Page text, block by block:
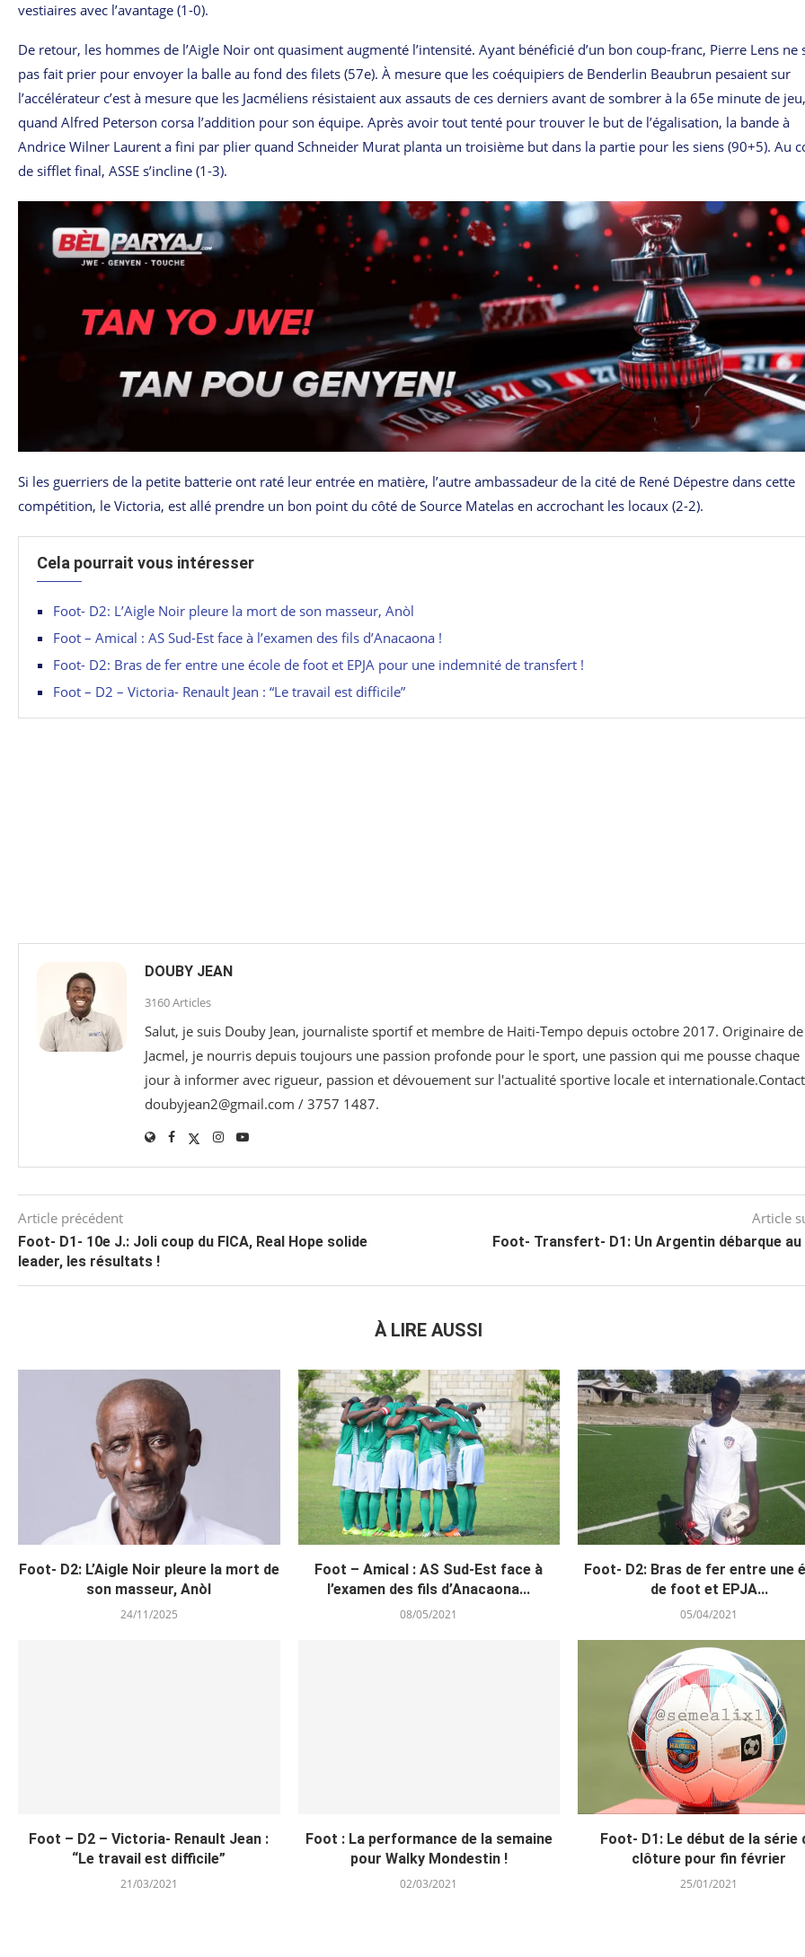
vestiaires avec l’avantage (1-0).
De retour, les hommes de l’Aigle Noir ont quasiment augmenté l’intensité. Ayant bénéficié d’un bon coup-franc, Pierre Lens ne
pas fait prier pour envoyer la balle au fond des filets (57e). À mesure que les coéquipiers de Benderlin Beaubrun pesaient sur
l’accélérateur c’est à mesure que les Jacméliens résistaient aux assauts de ces derniers avant de sombrer à la 65e minute de jeu,
quand Alfred Peterson corsa l’addition pour son équipe. Après avoir tout tenté pour trouver le but de l’égalisation, la bande à
Andrice Wilner Laurent a fini par plier quand Schneider Murat planta un troisième but dans la partie pour les siens (90+5). Au
de sifflet final, ASSE s’incline (1-3).
Si les guerriers de la petite batterie ont raté leur entrée en matière, l’autre ambassadeur de la cité de René Dépestre dans cette
compétition, le Victoria, est allé prendre un bon point du côté de Source Matelas en accrochant les locaux (2-2).
Cela pourrait vous intéresser
Foot- D2: L’Aigle Noir pleure la mort de son masseur, Anòl
Foot – Amical : AS Sud-Est face à l’examen des fils d’Anacaona !
Foot- D2: Bras de fer entre une école de foot et EPJA pour une indemnité de transfert !
Foot – D2 – Victoria- Renault Jean : “Le travail est difficile”
DOUBY JEAN
3160 Articles
Salut, je suis Douby Jean, journaliste sportif et membre de Haiti-Tempo depuis octobre 2017. Originaire de
Jacmel, je nourris depuis toujours une passion profonde pour le sport, une passion qui me pousse chaque
jour à informer avec rigueur, passion et dévouement sur l'actualité sportive locale et
doubyjean2@gmail.com / 3757 1487.
Article précédent
Foot- D1- 10e J.: Joli coup du FICA, Real Hope solide
leader, les résultats !
Article
Foot- Transfert- D1: Un Argentin débarque au
À LIRE AUSSI
Foot- D2: L’Aigle Noir pleure la mort de
son masseur, Anòl
24/11/2025
Foot – Amical : AS Sud-Est face à
l’examen des fils d’Anacaona...
08/05/2021
Foot- D2: Bras de fer entre une
de foot et EPJA...
05/04/2021
Foot – D2 – Victoria- Renault Jean :
“Le travail est difficile”
21/03/2021
Foot : La performance de la semaine
pour Walky Mondestin !
02/03/2021
Foot- D1: Le début de la série
clôture pour fin février
25/01/2021